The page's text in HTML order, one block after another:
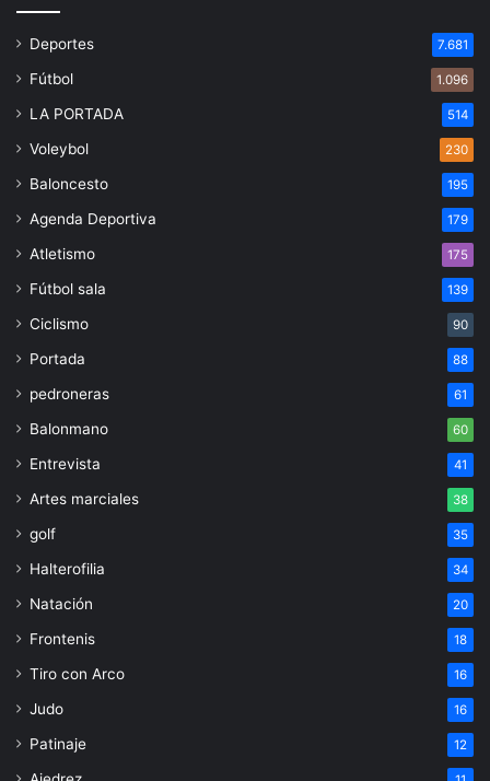
Deportes 7.681
Fútbol 1.096
LA PORTADA 514
Voleybol 230
Baloncesto 195
Agenda Deportiva 179
Atletismo 175
Fútbol sala 139
Ciclismo 90
Portada 88
pedroneras 61
Balonmano 60
Entrevista 41
Artes marciales 38
golf 35
Halterofilia 34
Natación 20
Frontenis 18
Tiro con Arco 16
Judo 16
Patinaje 12